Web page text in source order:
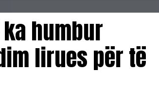
humbur
lirues për të